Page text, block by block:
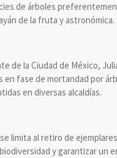
de árboles
de la fruta y astronómica.
de la Ciudad de México,
fase de mortandad por
en diversas alcaldías.
limita al retiro de
y garantizar un